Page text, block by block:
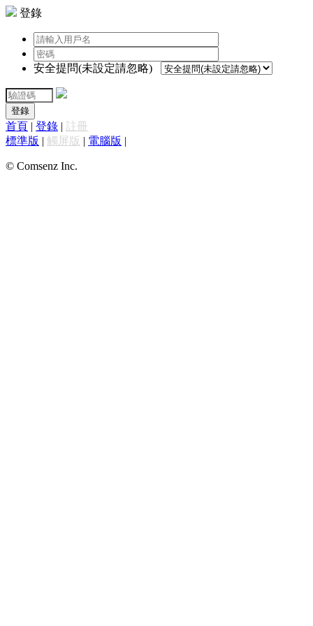
登錄
安全提問(未設定請忽略)
登錄
首頁 | 登錄 | 註冊
標準版 | 觸屏版 | 電腦版 |
© Comsenz Inc.